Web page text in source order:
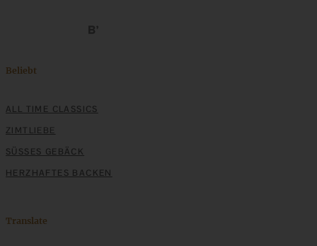
Beliebt
ALL TIME CLASSICS
ZIMTLIEBE
SÜSSES GEBÄCK
HERZHAFTES BACKEN
Translate